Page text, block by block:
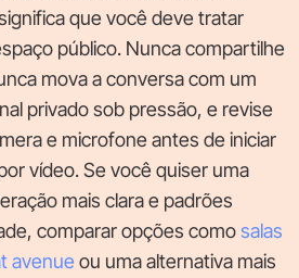
que você deve tratar
público. Nunca compartilhe
mova a conversa com um
privado sob pressão, e revise
e microfone antes de iniciar
vídeo. Se você quiser uma
mais clara e padrões
comparar opções comosalas
avenue ou uma alternativa mais